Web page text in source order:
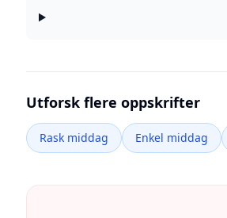
Utforsk flere oppskrifter
Rask middag Enkel middag